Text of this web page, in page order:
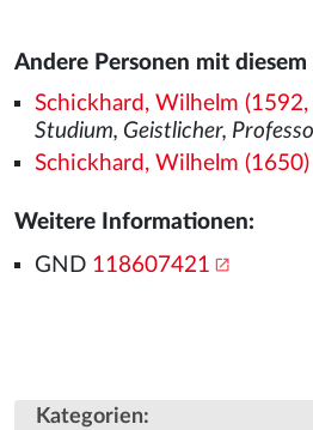
Andere Personen mit diesem
Schickhard, Wilhelm
Studium, Geistlicher,
Schickhard, Wilhelm (1650)
Weitere Informationen:
GND 118607421
Kategorien: